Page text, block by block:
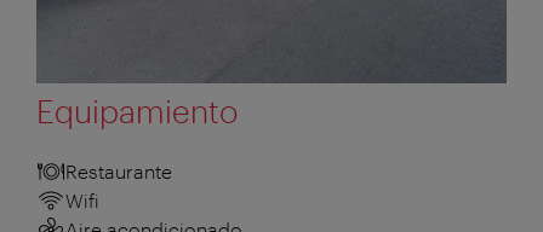
Equipamiento
Restaurante
Wifi